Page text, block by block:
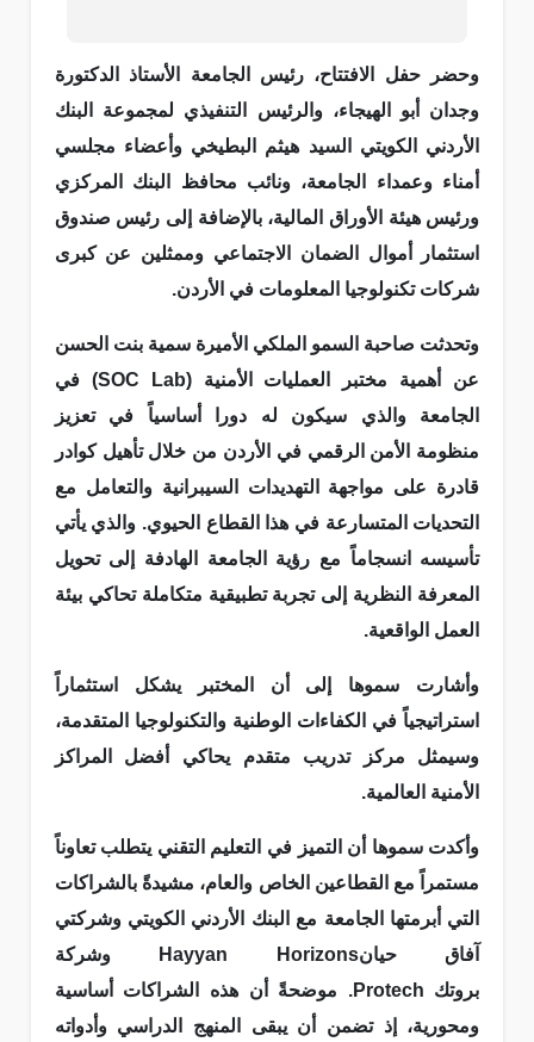
وحضر حفل الافتتاح، رئيس الجامعة الأستاذ الدكتورة
وجدان أبو الهيجاء، والرئيس التنفيذي لمجموعة البنك
الأردني الكويتي السيد هيثم البطيخي وأعضاء مجلسي
أمناء وعمداء الجامعة، ونائب محافظ البنك المركزي
ورئيس هيئة الأوراق المالية، بالإضافة إلى رئيس صندوق
استثمار أموال الضمان الاجتماعي وممثلين عن كبرى
شركات تكنولوجيا المعلومات في الأردن.
وتحدثت صاحبة السمو الملكي الأميرة سمية بنت الحسن
عن أهمية مختبر العمليات الأمنية (SOC Lab) في
الجامعة والذي سيكون له دورا أساسياً في تعزيز
منظومة الأمن الرقمي في الأردن من خلال تأهيل كوادر
قادرة على مواجهة التهديدات السيبرانية والتعامل مع
التحديات المتسارعة في هذا القطاع الحيوي. والذي يأتي
تأسيسه انسجاماً مع رؤية الجامعة الهادفة إلى تحويل
المعرفة النظرية إلى تجربة تطبيقية متكاملة تحاكي بيئة
العمل الواقعية.
وأشارت سموها إلى أن المختبر يشكل استثماراً
استراتيجياً في الكفاءات الوطنية والتكنولوجيا المتقدمة،
وسيمثل مركز تدريب متقدم يحاكي أفضل المراكز
الأمنية العالمية.
وأكدت سموها أن التميز في التعليم التقني يتطلب تعاوناً
مستمراً مع القطاعين الخاص والعام، مشيدةً بالشراكات
التي أبرمتها الجامعة مع البنك الأردني الكويتي وشركتي
آفاق حيانHayyan Horizons وشركة
بروتك Protech. موضحةً أن هذه الشراكات أساسية
ومحورية، إذ تضمن أن يبقى المنهج الدراسي وأدواته